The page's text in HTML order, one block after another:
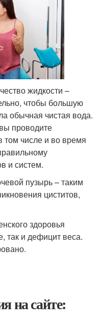
жидкости –
чтобы большую
обычная чистая вода.
проводите
том числе и во время
и систем.
пузырь – таким
циститов,
здоровья
так и дефицит веса.
на сайте: